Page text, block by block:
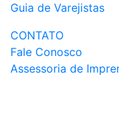
Guia de Varejistas
CONTATO
Fale Conosco
Assessoria de